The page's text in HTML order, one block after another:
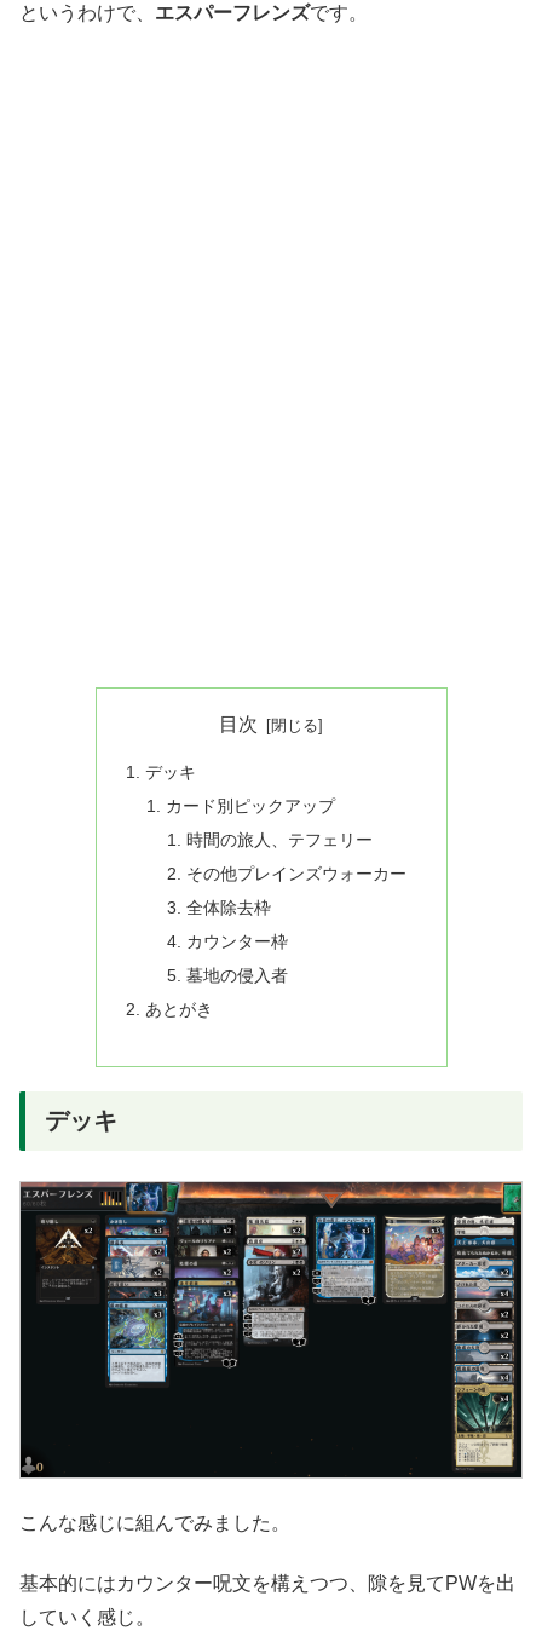
というわけで、 エスパーフレンズです。
目次
デッキ
カード別ピックアップ
時間の旅人、テフェリー
その他プレインズウォーカー
全体除去枠
カウンター枠
墓地の侵入者
あとがき
デッキ
こんな感じに組んでみました。
基本的にはカウンター呪文を構えつつ、隙を見てPWを出
していく感じ。